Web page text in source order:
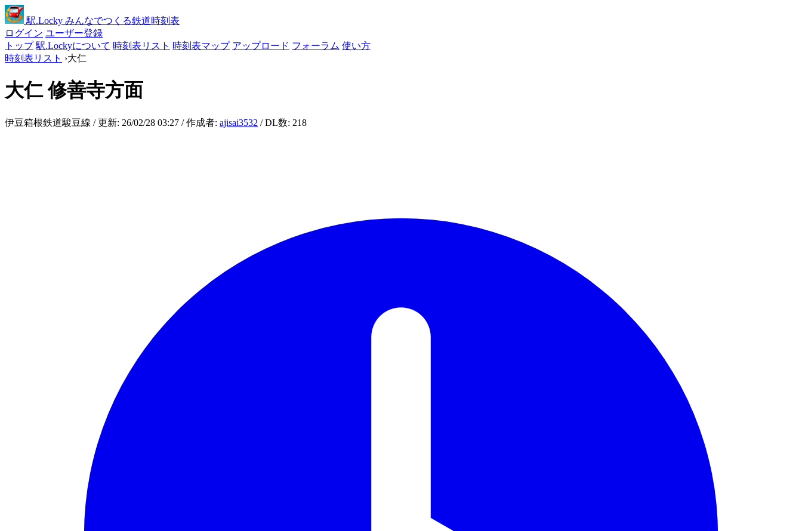
駅.Locky みんなでつくる鉄道時刻表
ログイン ユーザー登録
トップ 駅.Lockyについて 時刻表リスト 時刻表マップ アップロード フォーラム 使い方
時刻表リスト ›大仁
大仁修善寺方面
伊豆箱根鉄道駿豆線 / 更新: 26/02/28 03:27 / 作成者: ajisai3532 / DL数: 218